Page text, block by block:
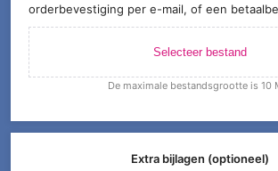
orderbevestiging per e-mail, of een
Selecteer bestand
De maximale bestandsgrootte is 10
Extra bijlagen (optioneel)